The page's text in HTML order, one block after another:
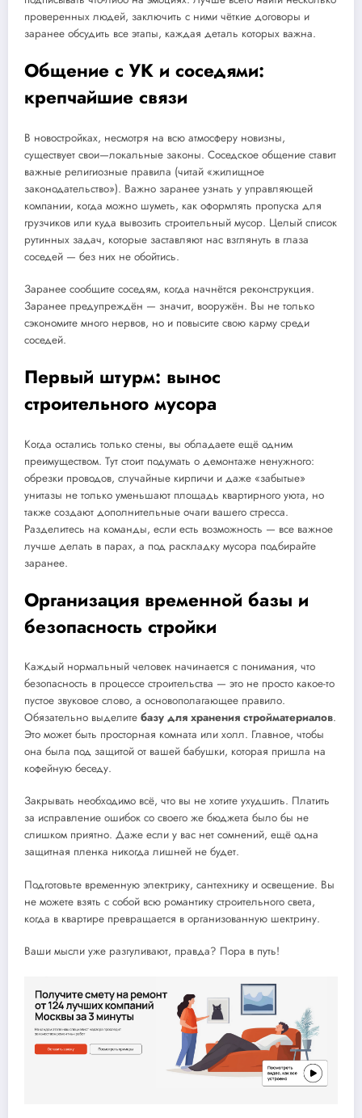
проверенных людей, заключить с ними чёткие договоры и
заранее обсудить все этапы, каждая деталь которых важна.
Общение с УК и соседями:
крепчайшие связи
В новостройках, несмотря на всю атмосферу новизны,
существует свои—локальные законы. Соседское общение ставит
важные религиозные правила (читай «жилищное
законодательство»). Важно заранее узнать у управляющей
компании, когда можно шуметь, как оформлять пропуска для
грузчиков или куда вывозить строительный мусор. Целый список
рутинных задач, которые заставляют нас взглянуть в глаза
соседей — без них не обойтись.
Заранее сообщите соседям, когда начнётся реконструкция.
Заранее предупреждён — значит, вооружён. Вы не только
сэкономите много нервов, но и повысите свою карму среди
соседей.
Первый штурм: вынос
строительного мусора
Когда остались только стены, вы обладаете ещё одним
преимуществом. Тут стоит подумать о демонтаже ненужного:
обрезки проводов, случайные кирпичи и даже «забытые»
унитазы не только уменьшают площадь квартирного уюта, но
также создают дополнительные очаги вашего стресса.
Разделитесь на команды, если есть возможность — все важное
лучше делать в парах, а под раскладку мусора подбирайте
заранее.
Организация временной базы и
безопасность стройки
Каждый нормальный человек начинается с понимания, что
безопасность в процессе строительства — это не просто какое-то
пустое звуковое слово, а основополагающее правило.
Обязательно выделите базу для хранения стройматериалов.
Это может быть просторная комната или холл. Главное, чтобы
она была под защитой от вашей бабушки, которая пришла на
кофейную беседу.
Закрывать необходимо всё, что вы не хотите ухудшить. Платить
за исправление ошибок со своего же бюджета было бы не
слишком приятно. Даже если у вас нет сомнений, ещё одна
защитная пленка никогда лишней не будет.
Подготовьте временную электрику, сантехнику и освещение. Вы
не можете взять с собой всю романтику строительного света,
когда в квартире превращается в организованную шектрину.
Ваши мысли уже разгуливают, правда? Пора в путь!